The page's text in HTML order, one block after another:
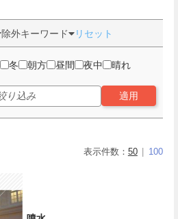
除外キーワード リセット
冬 朝方 昼間 夜中
晴れ
適用
表示件数： 50 100